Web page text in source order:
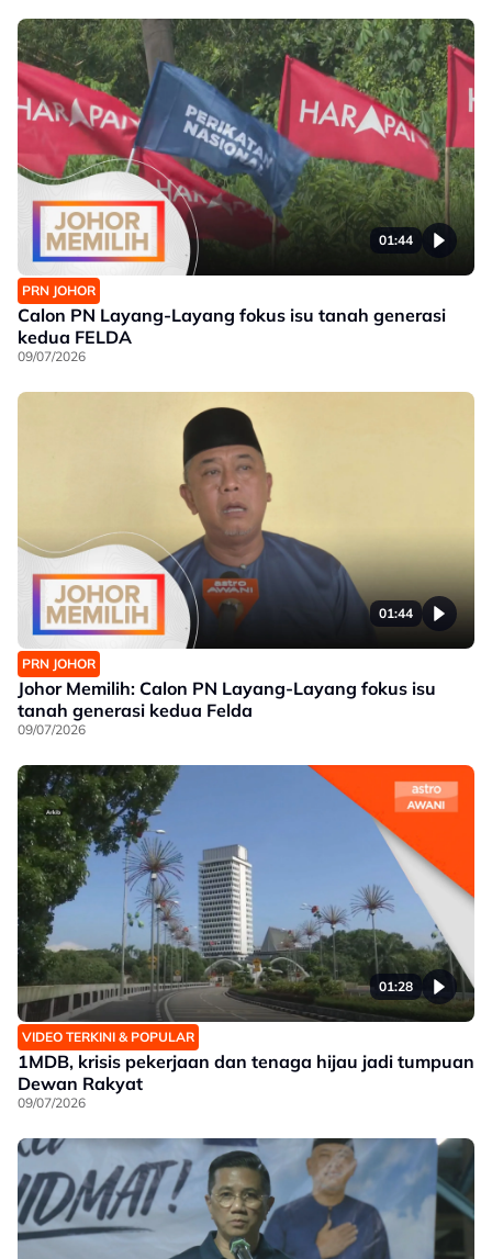
01:44
PRN JOHOR
Calon PN Layang-Layang fokus isu tanah generasi
kedua FELDA
09/07/2026
01:44
PRN JOHOR
Johor Memilih: Calon PN Layang-Layang fokus isu
tanah generasi kedua Felda
09/07/2026
01:28
VIDEO TERKINI & POPULAR
1MDB, krisis pekerjaan dan tenaga hijau jadi tumpuan
Dewan Rakyat
09/07/2026